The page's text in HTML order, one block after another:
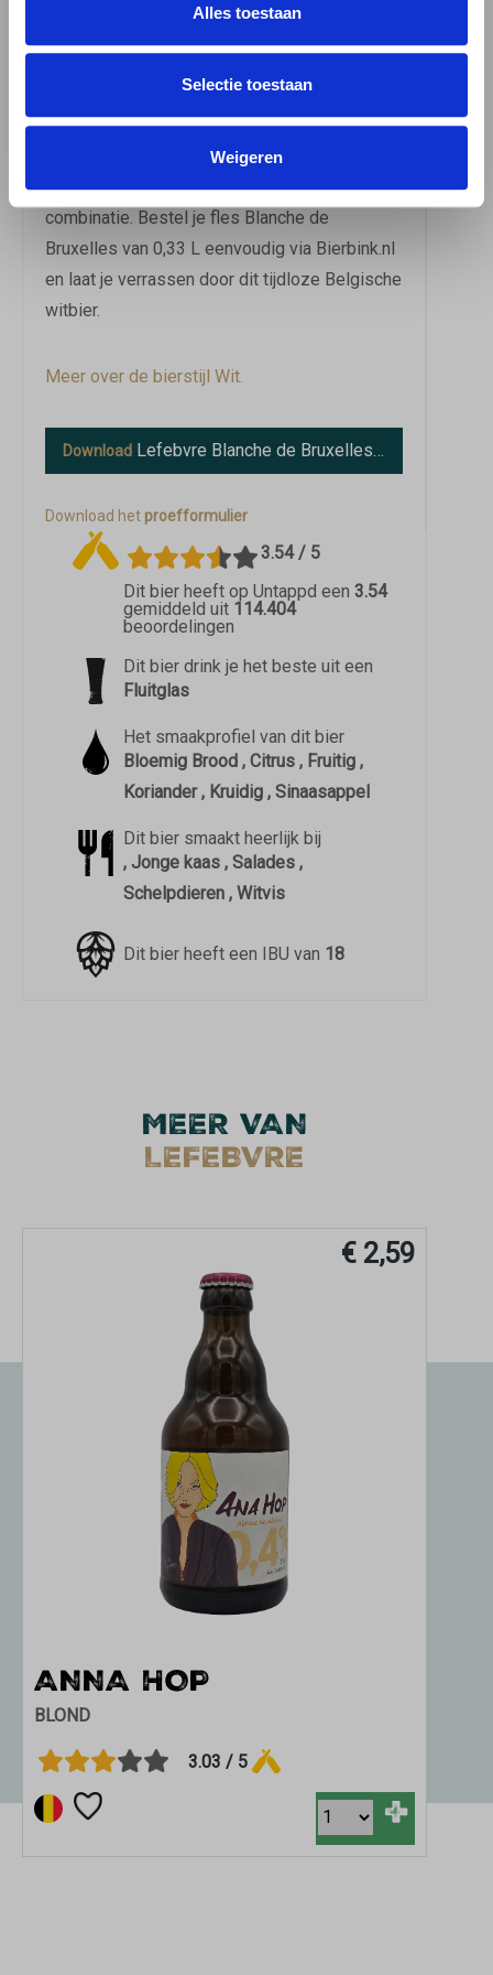
Alles toestaan
Selectie toestaan
Weigeren
schelpdieren, waarbij de frisse citrusnoten de
delicate smaken van de zee prachtig
aanvullen. Ook bij jonge kaas en frisse
salades biedt het een verrassend mooie
combinatie. Bestel je fles Blanche de
Bruxelles van 0,33 L eenvoudig via Bierbink.nl
en laat je verrassen door dit tijdloze Belgische
witbier.
Meer over de bierstijl Wit.
Download Lefebvre Blanche de Bruxelles informatie
Download het proefformulier
3.54 / 5
Dit bier heeft op Untappd een 3.54
gemiddeld uit 114.404
beoordelingen
Dit bier drink je het beste uit een
Fluitglas
Het smaakprofiel van dit bier
Bloemig Brood , Citrus , Fruitig ,
Koriander , Kruidig , Sinaasappel
Dit bier smaakt heerlijk bij
, Jonge kaas , Salades ,
Schelpdieren , Witvis
Dit bier heeft een IBU van 18
MEER VAN
LEFEBVRE
€ 2,59
ANNA HOP
BLOND
3.03 / 5
+